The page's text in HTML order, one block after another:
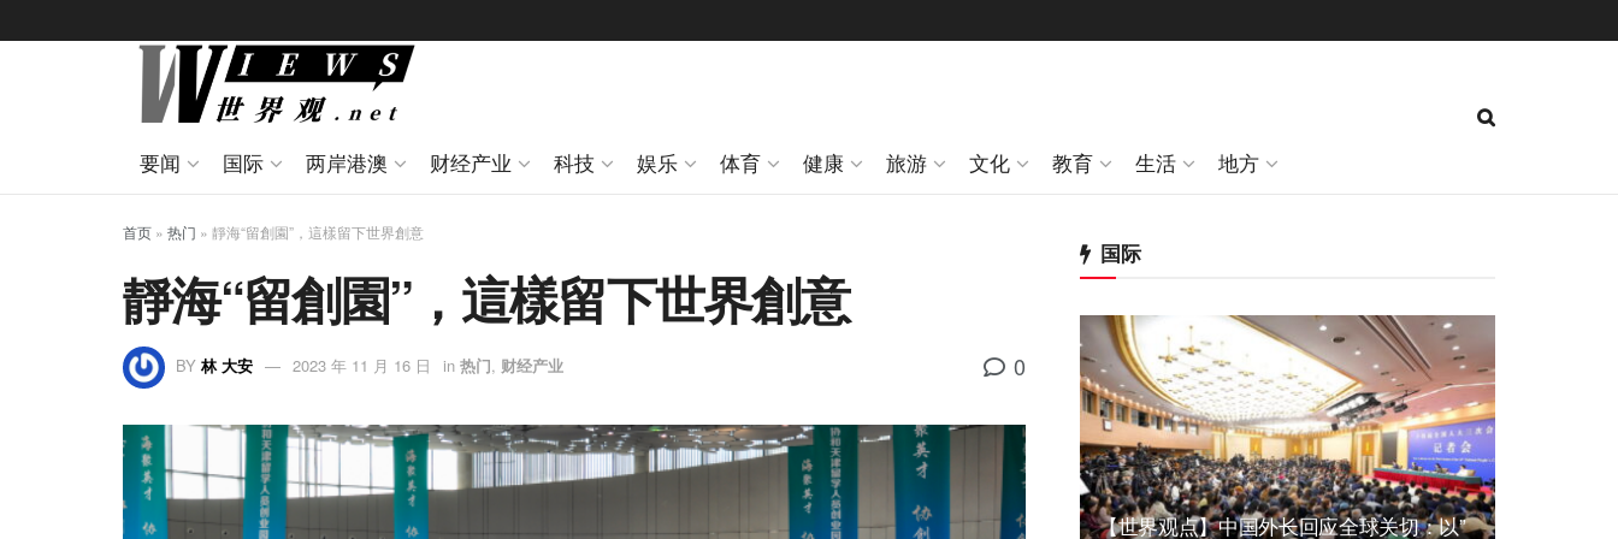
要闻 国际 两岸港澳 财经产业 科技 娱乐 体育 健康 旅游 文化 教育 生活 地方
首页 » 热门 » 靜海“留創園”，這樣留下世界創意
靜海“留創園”，這樣留下世界創意
BY 林 大安 2023 年 11 月 16 日 in 热门, 财经产业 0
国际
【世界观点】中国外长回应全球关切：以”